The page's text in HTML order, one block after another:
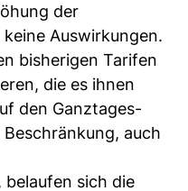
der
Auswirkungen.
bisherigen Tarifen
die es ihnen
den Ganztages-
auch
sich die